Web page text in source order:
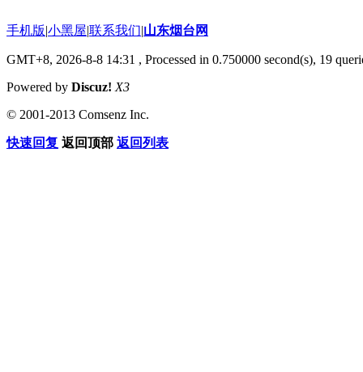
手机版|小黑屋|联系我们|山东烟台网
GMT+8, 2026-8-8 14:31 , Processed in 0.750000 second(s), 19
Powered by Discuz! X3
© 2001-2013 Comsenz Inc.
快速回复 返回顶部 返回列表